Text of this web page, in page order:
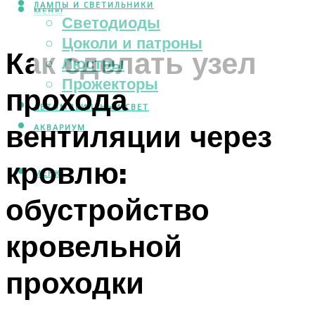
ЛАМПЫ И СВЕТИЛЬНИКИ
Светодиоды
Цоколи и патроны
Люстры
Прожекторы
АВТОМОБИЛЬНЫЙ СВЕТ
АКВАРИУМ
МЕНЮ
МЕНЮ
Как сделать узел
прохода
вентиляции через
кровлю:
обустройство
кровельной
проходки